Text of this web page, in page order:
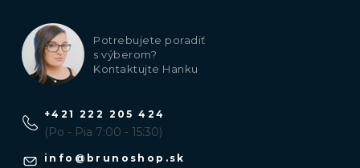
Potrebujete poradiť
s výberom?
Kontaktujte Hanku
info @ brunoshop.sk
+421 222 205 424
(Po - Pia 7:00 - 15:30)